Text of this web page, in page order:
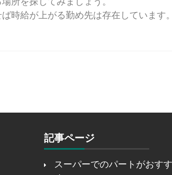
時給が上がる勤め先は存在しています
記事ページ
スーパーでのパートがおすす